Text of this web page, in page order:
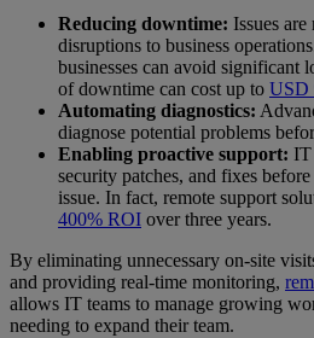
Reducing downtime: Issues
disruptions to business
businesses can avoid significant
of downtime can cost up to USD
Automating diagnostics:
diagnose potential problems
Enabling proactive support: IT
security patches, and fixes
issue. In fact, remote support
400% ROI over three years.
By eliminating unnecessary on-site
and providing real-time monitoring,
allows IT teams to manage growing
needing to expand their team.